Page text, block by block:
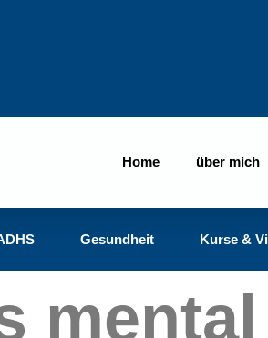
Home über mich
Gesundheit Kurse &